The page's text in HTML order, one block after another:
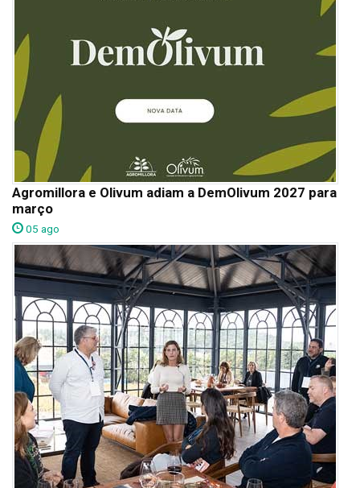
Agromillora e Olivum adiam a DemOlivum 2027 para
março
05 ago